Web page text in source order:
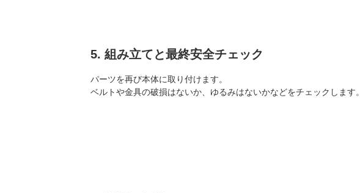
5. 組み立てと最終安全チェック
パーツを再び本体に取り付けます。
ベルトや金具の破損はないか、ゆるみはないかなどをチェックします。